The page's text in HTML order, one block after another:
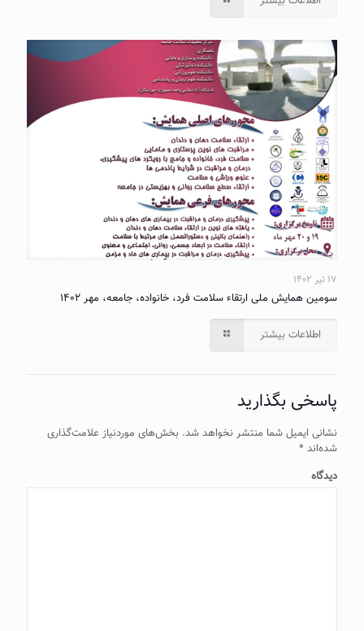
۱۷ تیر ۱۴۰۲
سومین همایش ملی ارتقاء سلامت فرد، خانواده، جامعه، مهر ۱۴۰۲
اطلاعات بیشتر
پاسخی بگذارید
نشانی ایمیل شما منتشر نخواهد شد. بخش‌های موردنیاز علامت‌گذاری
شده‌اند *
دیدگاه